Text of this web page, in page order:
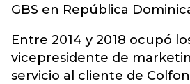
GBS en República
Entre 2014 y 2018 ocupó
vicepresidente de
servicio al cliente de